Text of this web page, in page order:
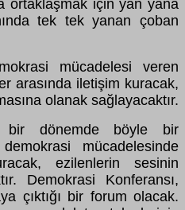
ortaklaşmak için yan yana
tek tek yanan çoban
mücadelesi veren
arasında iletişim kuracak,
olanak sağlayacaktır.
bir dönemde böyle bir
mücadelesinde
ezilenlerin sesinin
Demokrasi Konferansı,
çıktığı bir forum olacak.